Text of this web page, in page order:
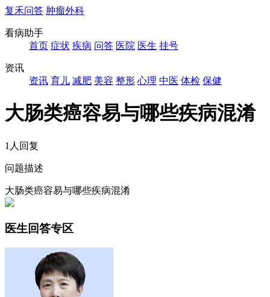
复禾问答 肿瘤外科
看病助手
首页 症状 疾病 问答 医院 医生 挂号
资讯
资讯 育儿 减肥 美容 整形 心理 中医 体检 保健
大肠类癌容易与哪些疾病混淆
1人回复
问题描述
大肠类癌容易与哪些疾病混淆
医生回答专区